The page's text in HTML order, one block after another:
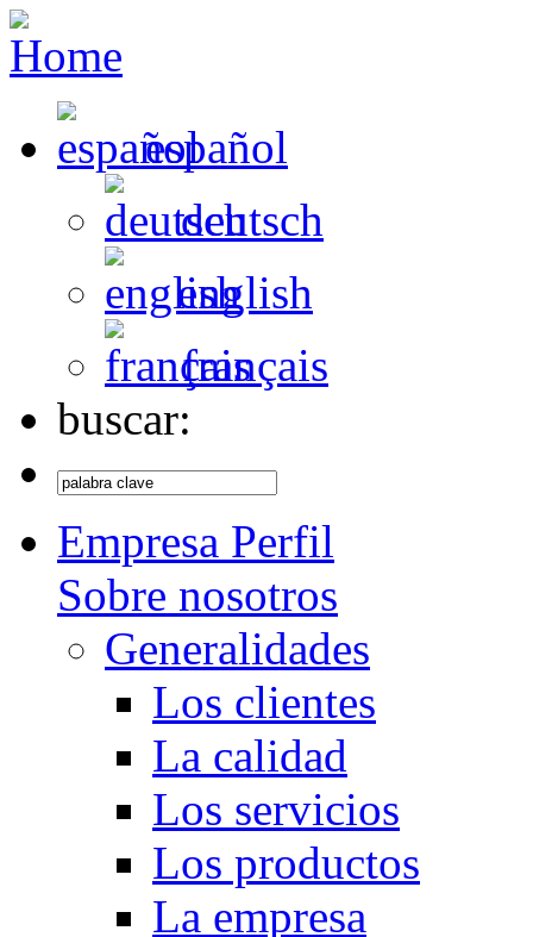
español
deutsch
english
français
buscar:
Empresa Perfil
Sobre nosotros
Generalidades
Los clientes
La calidad
Los servicios
Los productos
La empresa